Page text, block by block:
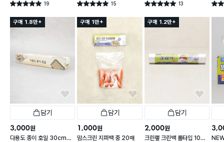
별점 5.0점 19
건 작성 별점 5.0점 15
건 작성 별점 5.0점 13
건 작성 별점
구매 1.8만+
담기
3,000원
다용도 종이 호일 30cmX
구매 1만+
담기
1,000원
맘스크린 지퍼백 중 20매
구매 1.2만+
담기
2,000원
크린랲 크린백 롤타입 100